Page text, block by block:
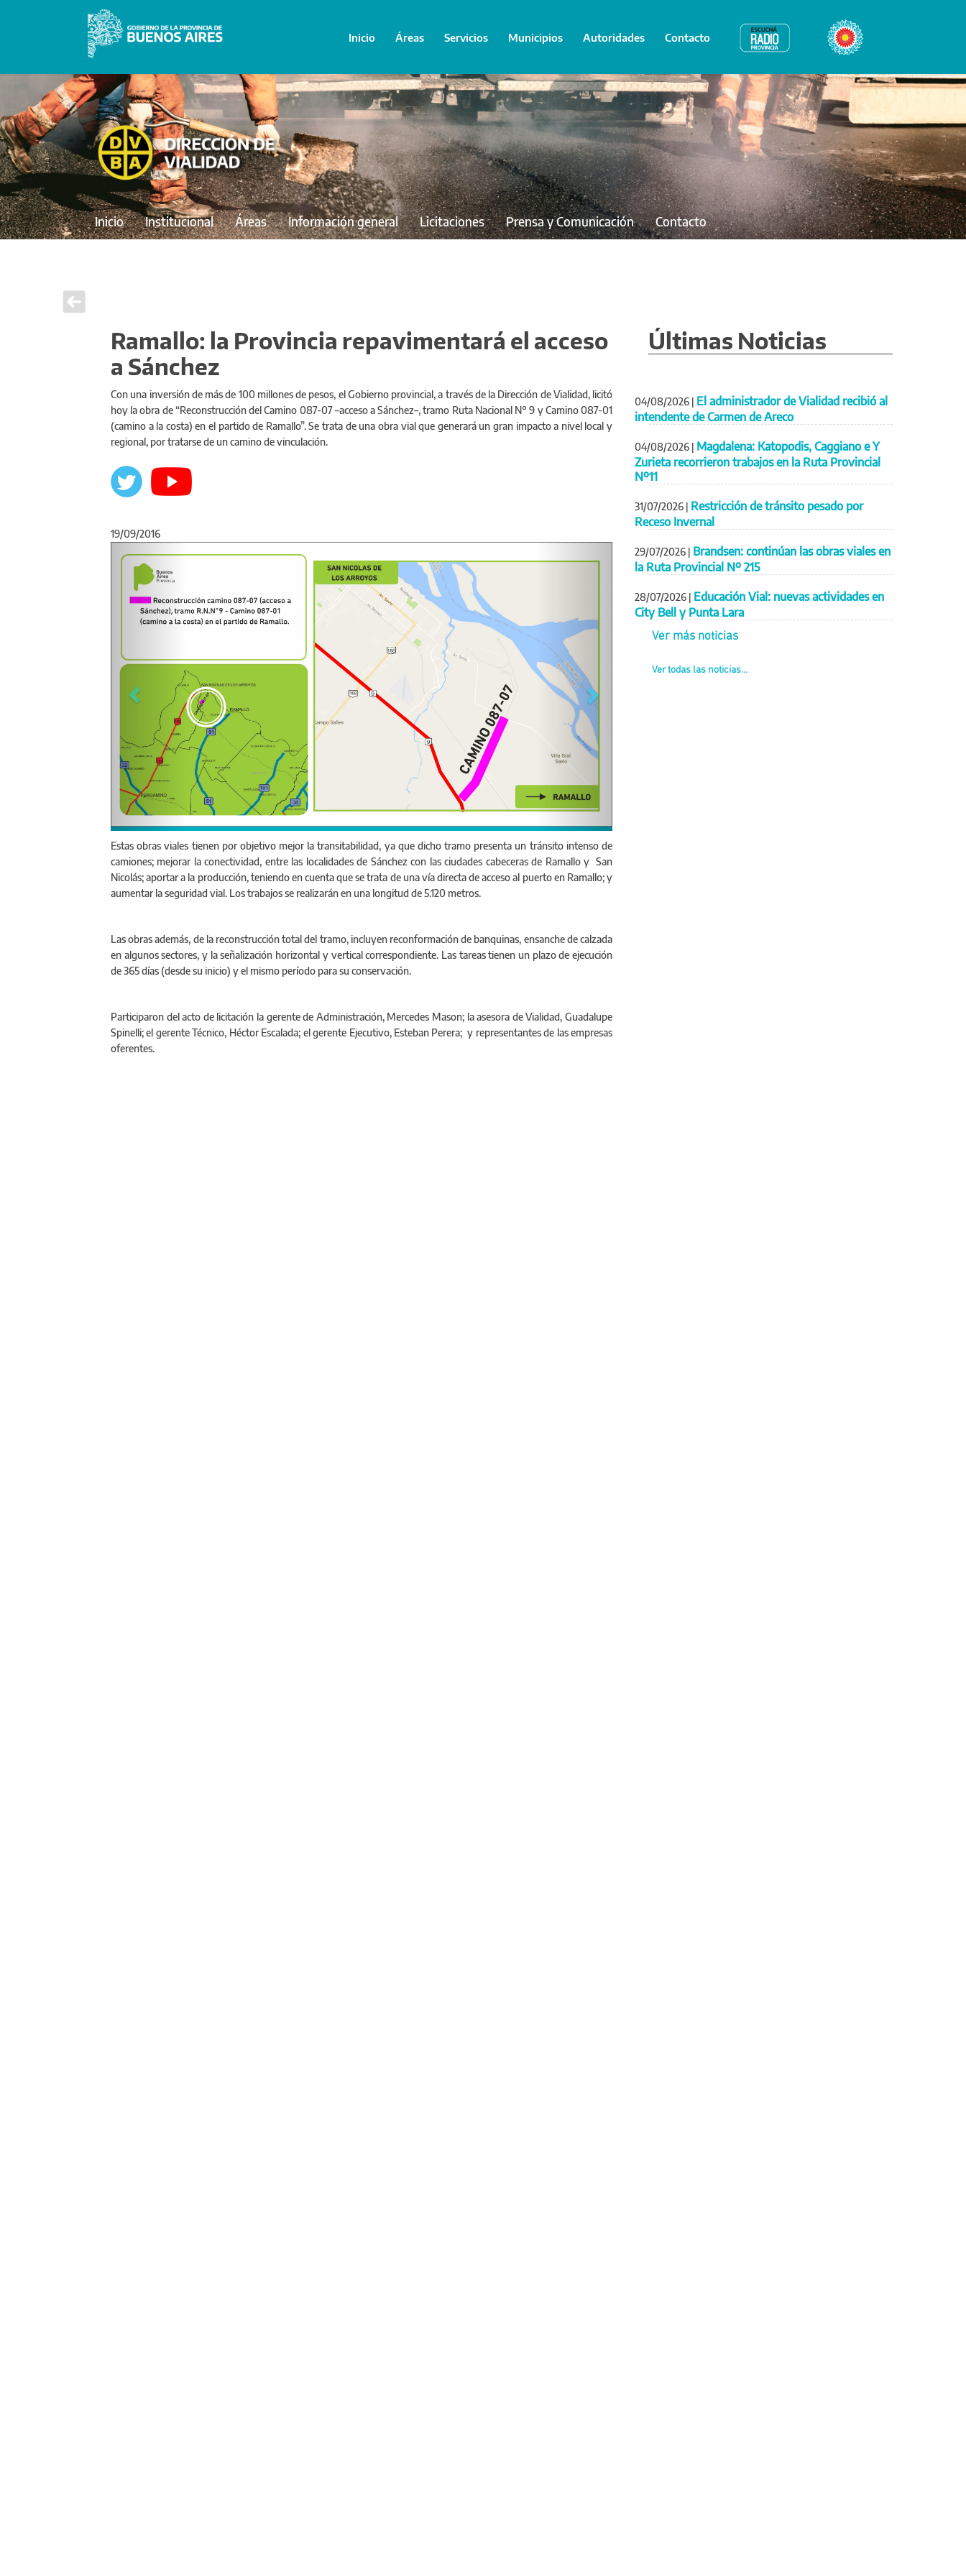
Inicio Áreas Servicios Municipios Autoridades Contacto Radio Provincia Bicentenario
Inicio Institucional Áreas Información general Licitaciones Prensa y Comunicación Contacto
Ramallo: la Provincia repavimentará el acceso
a Sánchez
Con una inversión de más de 100 millones de pesos, el Gobierno provincial, a través de la Dirección de Vialidad, licitó
hoy la obra de “Reconstrucción del Camino 087-07 –acceso a Sánchez–, tramo Ruta Nacional N° 9 y Camino 087-01
(camino a la costa) en el partido de Ramallo”. Se trata de una obra vial que generará un gran impacto a nivel local y
regional, por tratarse de un camino de vinculación.
19/09/2016
Se licitó la obra de reconstrucción del Camino 087-07 (acceso a Sánchez), tramo R.N. N° 9-Camino 087-01
(camino a la costa) en Ramallo.
Anterior Siguiente
Estas obras viales tienen por objetivo mejor la transitabilidad, ya que dicho tramo presenta un tránsito intenso de
camiones; mejorar la conectividad, entre las localidades de Sánchez con las ciudades cabeceras de Ramallo y San
Nicolás; aportar a la producción, teniendo en cuenta que se trata de una vía directa de acceso al puerto en Ramallo; y
aumentar la seguridad vial. Los trabajos se realizarán en una longitud de 5.120 metros.
Las obras además, de la reconstrucción total del tramo, incluyen reconformación de banquinas, ensanche de calzada
en algunos sectores, y la señalización horizontal y vertical correspondiente. Las tareas tienen un plazo de ejecución
de 365 días (desde su inicio) y el mismo período para su conservación.
Participaron del acto de licitación la gerente de Administración, Mercedes Mason; la asesora de Vialidad, Guadalupe
Spinelli; el gerente Técnico, Héctor Escalada; el gerente Ejecutivo, Esteban Perera; y representantes de las empresas
oferentes.
Últimas Noticias
04/08/2026 | El administrador de Vialidad recibió al
intendente de Carmen de Areco
04/08/2026 | Magdalena: Katopodis, Caggiano e Y
Zurieta recorrieron trabajos en la Ruta Provincial
Nº11
31/07/2026 | Restricción de tránsito pesado por
Receso Invernal
29/07/2026 | Brandsen: continúan las obras viales en
la Ruta Provincial Nº 215
28/07/2026 | Educación Vial: nuevas actividades en
City Bell y Punta Lara
Ver más noticias
Ver todas las noticias...